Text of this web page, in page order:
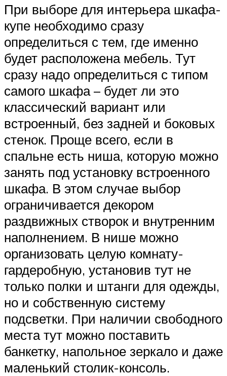
При выборе для интерьера шкафа-
купе необходимо сразу
определиться с тем, где именно
будет расположена мебель. Тут
сразу надо определиться с типом
самого шкафа – будет ли это
классический вариант или
встроенный, без задней и боковых
стенок. Проще всего, если в
спальне есть ниша, которую можно
занять под установку встроенного
шкафа. В этом случае выбор
ограничивается декором
раздвижных створок и внутренним
наполнением. В нише можно
организовать целую комнату-
гардеробную, установив тут не
только полки и штанги для одежды,
но и собственную систему
подсветки. При наличии свободного
места тут можно поставить
банкетку, напольное зеркало и даже
маленький столик-консоль.